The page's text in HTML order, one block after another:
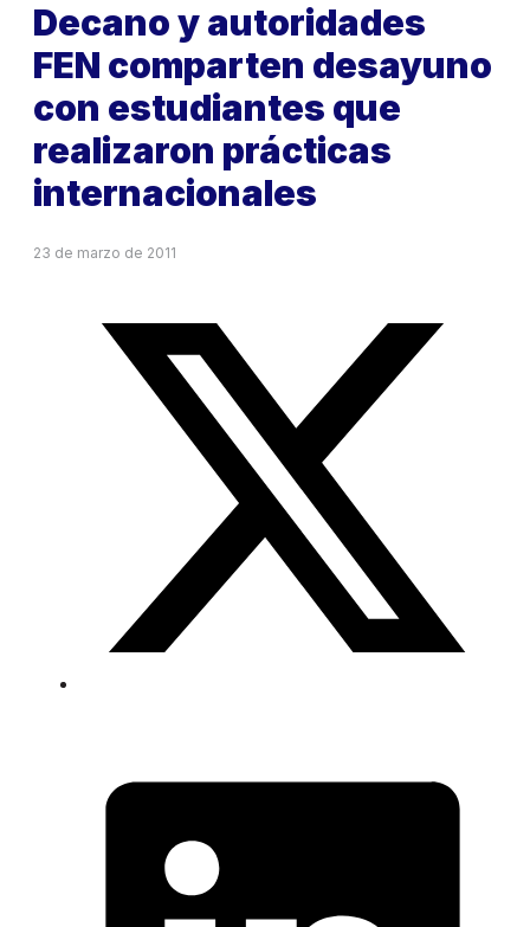
Decano y autoridades
FEN comparten desayuno
con estudiantes que
realizaron prácticas
internacionales
23 de marzo de 2011